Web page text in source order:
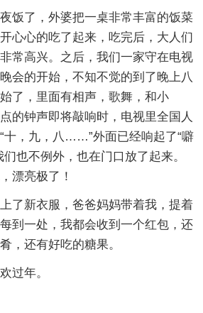
饭了，外婆把一桌非常丰富的饭菜
心心的吃了起来，吃完后，大人们
常高兴。之后，我们一家守在电视
会的开始，不知不觉的到了晚上八
了，里面有相声，歌舞，和小
钟声即将敲响时，电视里全国人
十，九，八……”外面已经响起了“噼
也不例外，也在门口放了起来。
漂亮极了！
了新衣服，爸爸妈妈带着我，提着
到一处，我都会收到一个红包，还
，还有好吃的糖果。
过年。